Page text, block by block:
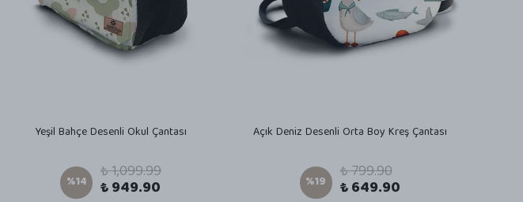
Yeşil Bahçe Desenli Okul Çantası
%14 ₺ 1,099.99
₺ 949.90
Açık Deniz Desenli Orta Boy Kreş Çantası
%19 ₺ 799.90
₺ 649.90